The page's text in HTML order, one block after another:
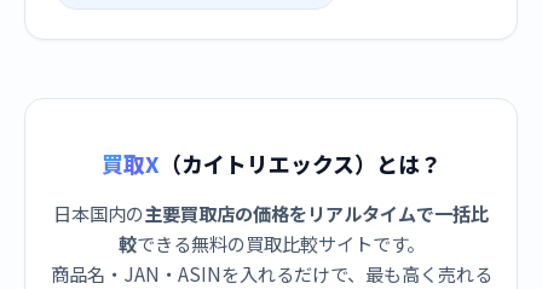
買取X （カイトリエックス）とは？
日本国内の主要買取店の価格をリアルタイムで一括比
較できる無料の買取比較サイトです。
商品名・JAN・ASINを入れるだけで、最も高く売れる